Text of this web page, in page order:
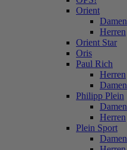
Orient
Damen
Herren
Orient Star
Oris
Paul Rich
Herren
Damen
Philipp Plein
Damen
Herren
Plein Sport
Damen